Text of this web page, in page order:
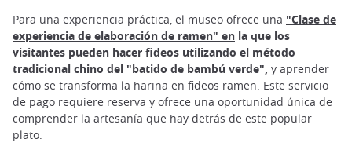
Para una experiencia práctica, el museo ofrece una "Clase de
experiencia de elaboración de ramen" en la que los
visitantes pueden hacer fideos utilizando el método
tradicional chino del "batido de bambú verde", y aprender
cómo se transforma la harina en fideos ramen. Este servicio
de pago requiere reserva y ofrece una oportunidad única de
comprender la artesanía que hay detrás de este popular
plato.